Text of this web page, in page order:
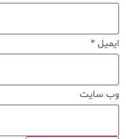
ایمیل *
وب‌ سایت